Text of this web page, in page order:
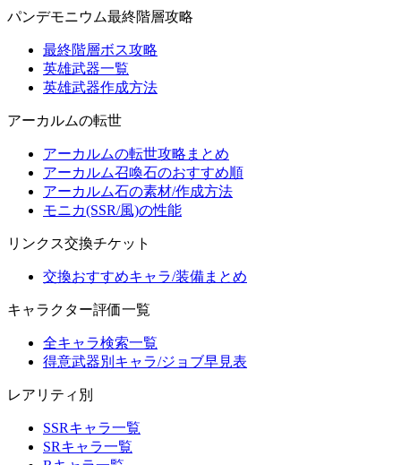
パンデモニウム最終階層攻略
最終階層ボス攻略
英雄武器一覧
英雄武器作成方法
アーカルムの転世
アーカルムの転世攻略まとめ
アーカルム召喚石のおすすめ順
アーカルム石の素材/作成方法
モニカ(SSR/風)の性能
リンクス交換チケット
交換おすすめキャラ/装備まとめ
キャラクター評価一覧
全キャラ検索一覧
得意武器別キャラ/ジョブ早見表
レアリティ別
SSRキャラ一覧
SRキャラ一覧